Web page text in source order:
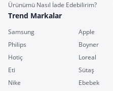
Ürünümü Nasıl İade Edebilirim?
Trend Markalar
Samsung Apple
Philips
Boyner
Hotiç
Loreal
Eti
Sütaş
Nike
Ebebek